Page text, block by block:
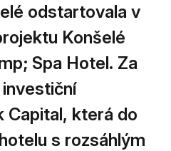
odstartovala v
Konšelé
Spa Hotel. Za
Capital, která do
s rozsáhlým